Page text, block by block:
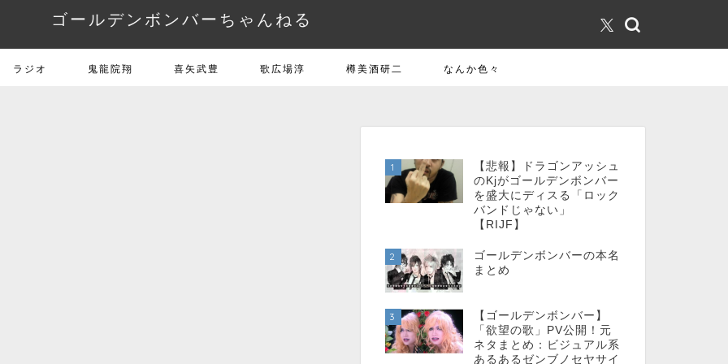
ゴールデンボンバーちゃんねる
ラジオ 鬼龍院翔 喜矢武豊 歌広場淳 樽美酒研二 なんか色々
1
【悲報】ドラゴンアッシュ
のKjがゴールデンボンバー
を盛大にディスる「ロック
バンドじゃない」
【RIJF】
2
ゴールデンボンバーの本名
まとめ
3
【ゴールデンボンバー】
「欲望の歌」PV公開！元
ネタまとめ：ビジュアル系
あるあるゼンブノセヤサイ